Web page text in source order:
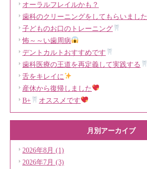
オーラルフレイルかも？
歯科のクリーニングをしてもらいました
子どものお口のトレーニング
怖～～い歯周病
デントカルトおすすめです
歯科医療の王道を再定義して実践する
舌をキレイに
産休から復帰しました
B+
オススメです
月別アーカイブ
2026年8月 (1)
2026年7月 (3)